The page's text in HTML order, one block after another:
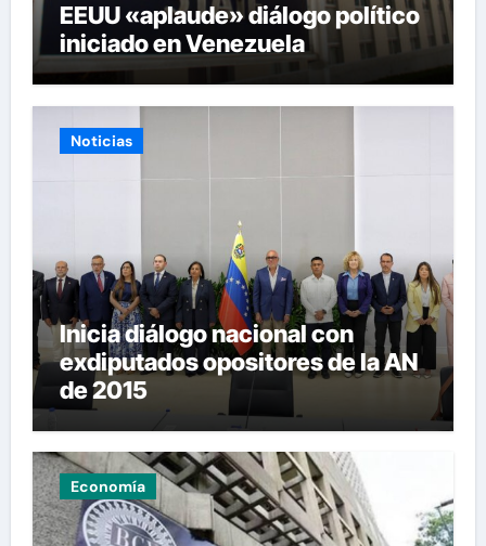
EEUU «aplaude» diálogo político
iniciado en Venezuela
Noticias
Inicia diálogo nacional con
exdiputados opositores de la AN
de 2015
Economía